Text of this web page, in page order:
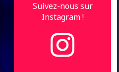
Suivez-nous sur
Instagram !